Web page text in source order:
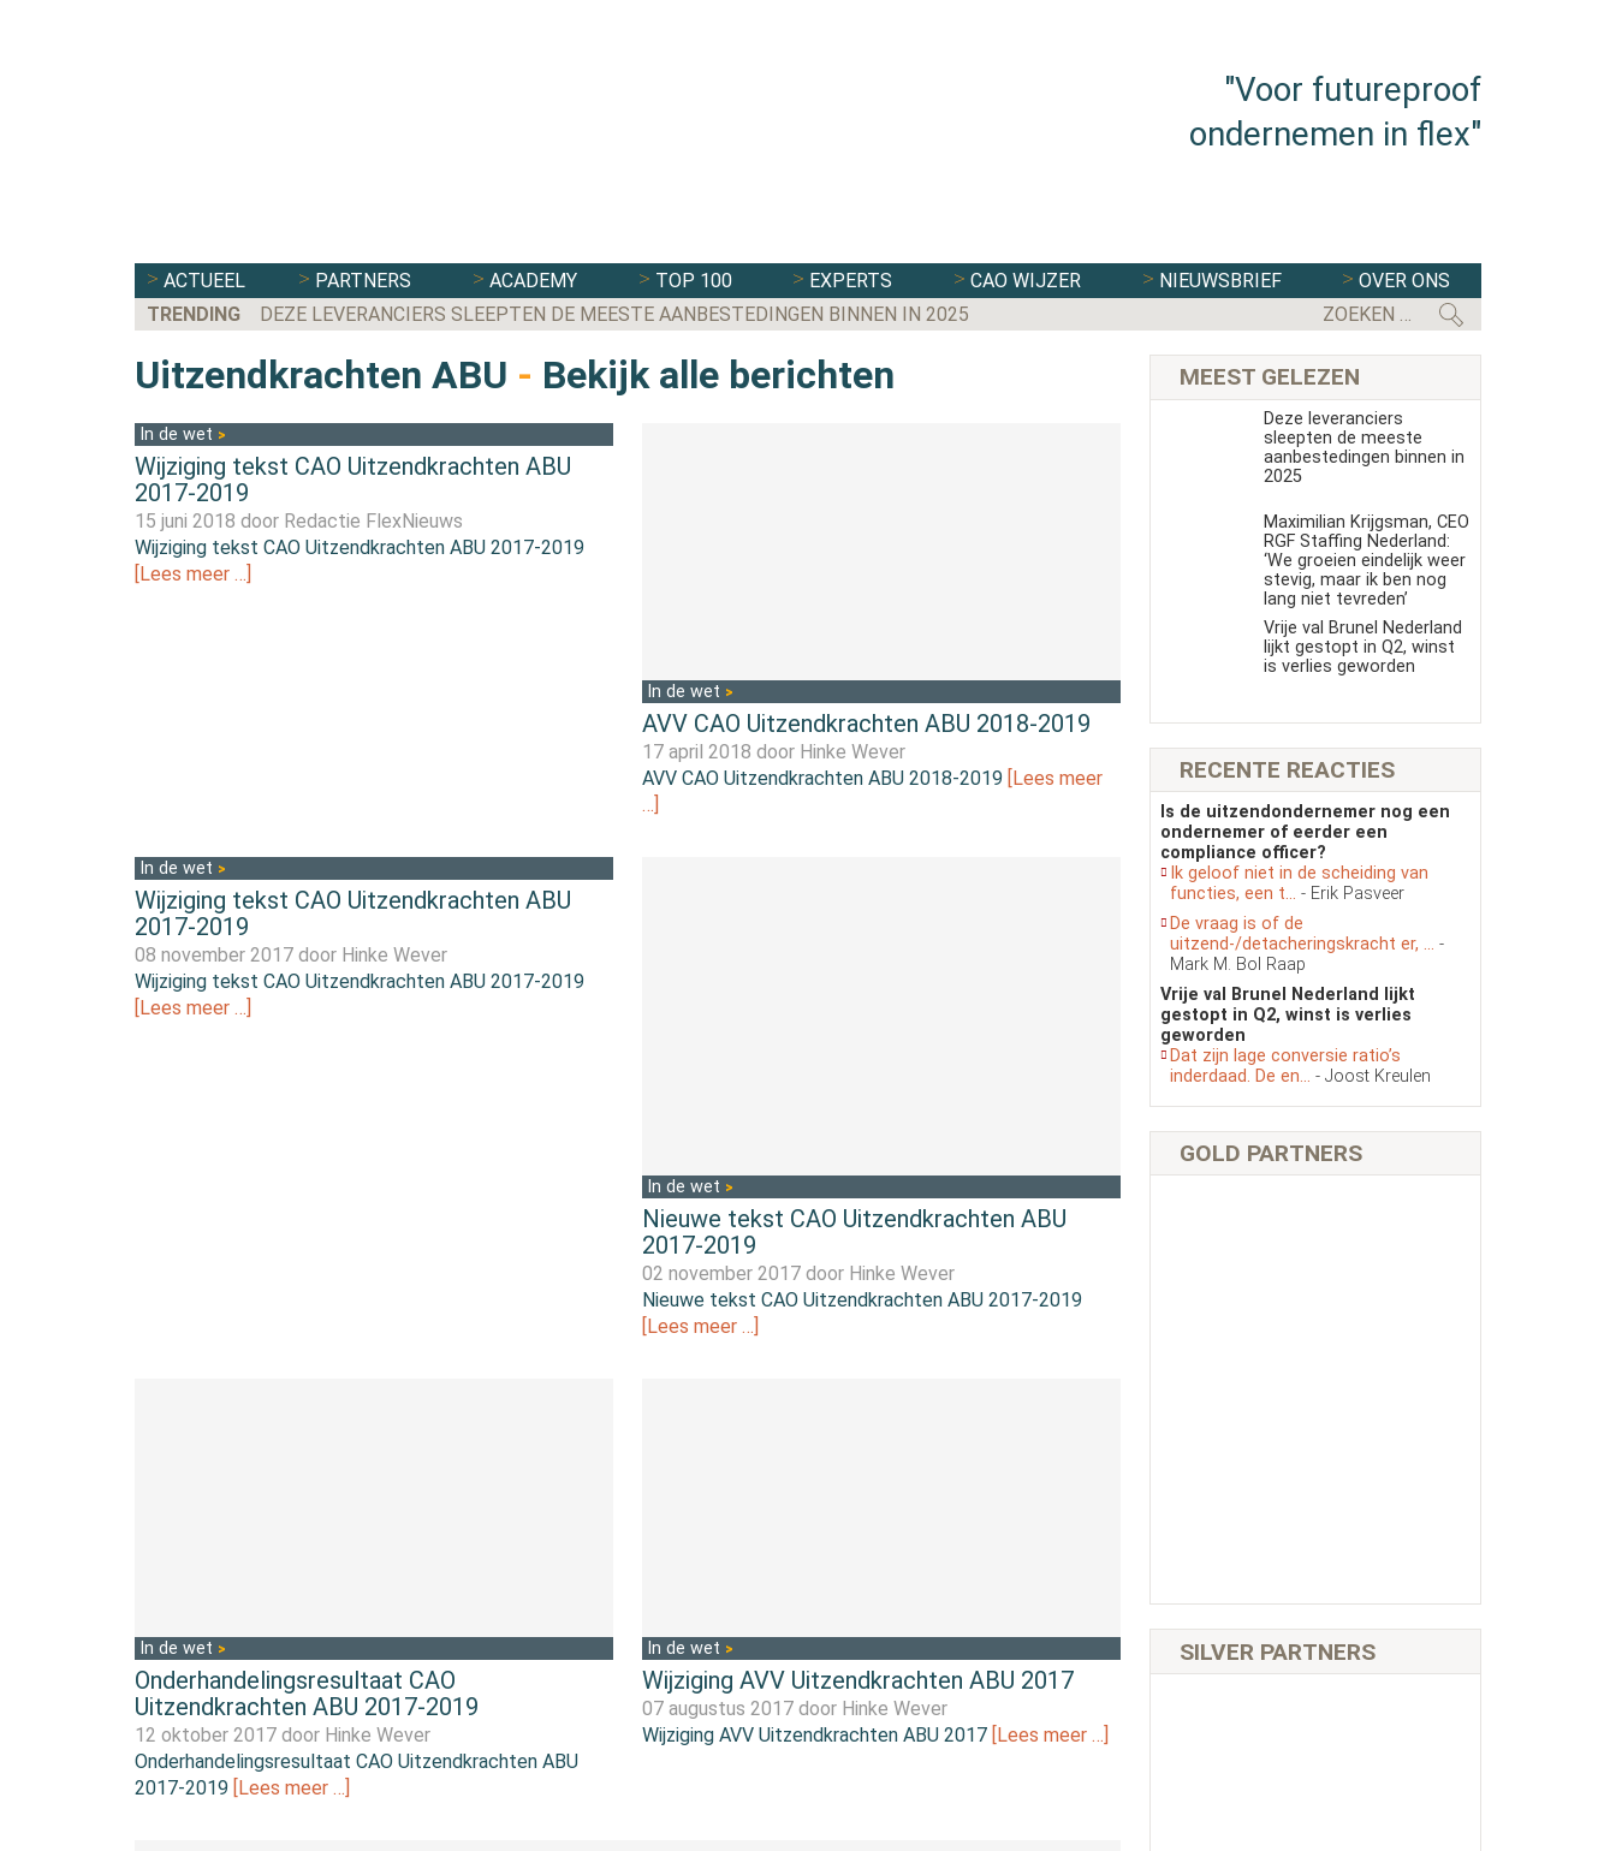
"Voor futureproof
ondernemen in flex"
ACTUEEL PARTNERS ACADEMY TOP 100 EXPERTS CAO WIJZER NIEUWSBRIEF
OVER ONS
TRENDING
DEZE LEVERANCIERS SLEEPTEN DE MEESTE AANBESTEDINGEN BINNEN IN 2025 FLEXBRANCHE WACHT
Uitzendkrachten ABU - Bekijk alle berichten
In de wet
Wijziging tekst CAO Uitzendkrachten ABU
2017-2019
15 juni 2018 door Redactie FlexNieuws
Wijziging tekst CAO Uitzendkrachten ABU 2017-2019
[Lees meer …]
In de wet
AVV CAO Uitzendkrachten ABU 2018-2019
17 april 2018 door Hinke Wever
AVV CAO Uitzendkrachten ABU 2018-2019 [Lees meer
…]
In de wet
Wijziging tekst CAO Uitzendkrachten ABU
2017-2019
08 november 2017 door Hinke Wever
Wijziging tekst CAO Uitzendkrachten ABU 2017-2019
[Lees meer …]
In de wet
Nieuwe tekst CAO Uitzendkrachten ABU
2017-2019
02 november 2017 door Hinke Wever
Nieuwe tekst CAO Uitzendkrachten ABU 2017-2019
[Lees meer …]
In de wet
Onderhandelingsresultaat CAO
Uitzendkrachten ABU 2017-2019
12 oktober 2017 door Hinke Wever
Onderhandelingsresultaat CAO Uitzendkrachten ABU
2017-2019 [Lees meer …]
In de wet
Wijziging AVV Uitzendkrachten ABU 2017
07 augustus 2017 door Hinke Wever
Wijziging AVV Uitzendkrachten ABU 2017 [Lees meer …]
MEEST GELEZEN
Deze leveranciers
sleepten de meeste
aanbestedingen binnen in
2025
Maximilian Krijgsman, CEO
RGF Staffing Nederland:
‘We groeien eindelijk weer
stevig, maar ik ben nog
lang niet tevreden’
Vrije val Brunel Nederland
lijkt gestopt in Q2, winst
is verlies geworden
RECENTE REACTIES
Is de uitzendondernemer nog een
ondernemer of eerder een
compliance officer?
Ik geloof niet in de scheiding van
functies, een t... - Erik Pasveer
De vraag is of de
uitzend-/detacheringskracht er, ... -
Mark M. Bol Raap
Vrije val Brunel Nederland lijkt
gestopt in Q2, winst is verlies
geworden
Dat zijn lage conversie ratio’s
inderdaad. De en... - Joost Kreulen
GOLD PARTNERS
SILVER PARTNERS